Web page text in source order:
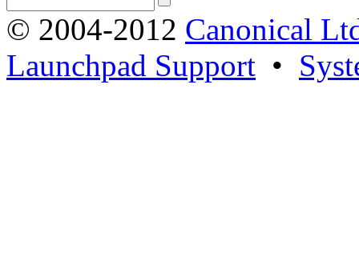
© 2004-2012 Canonical
Launchpad Support •